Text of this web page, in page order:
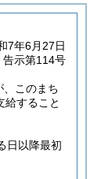
7年6月27日
告示第114号
、このまち
給すること
日以降最初